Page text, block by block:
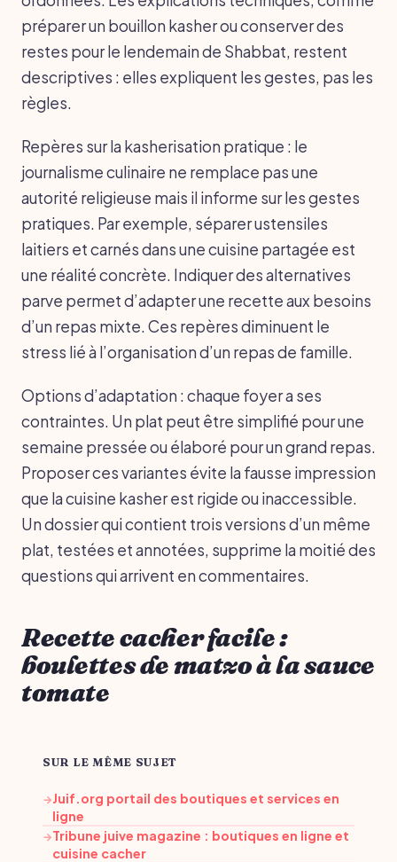
préparer un bouillon kasher ou conserver des
restes pour le lendemain de Shabbat, restent
descriptives : elles expliquent les gestes, pas les
règles.
Repères sur la kasherisation pratique : le
journalisme culinaire ne remplace pas une
autorité religieuse mais il informe sur les gestes
pratiques. Par exemple, séparer ustensiles
laitiers et carnés dans une cuisine partagée est
une réalité concrète. Indiquer des alternatives
parve permet d’adapter une recette aux besoins
d’un repas mixte. Ces repères diminuent le
stress lié à l’organisation d’un repas de famille.
Options d’adaptation : chaque foyer a ses
contraintes. Un plat peut être simplifié pour une
semaine pressée ou élaboré pour un grand repas.
Proposer ces variantes évite la fausse impression
que la cuisine kasher est rigide ou inaccessible.
Un dossier qui contient trois versions d’un même
plat, testées et annotées, supprime la moitié des
questions qui arrivent en commentaires.
Recette cacher facile :
boulettes de matzo à la sauce
tomate
SUR LE MÊME SUJET
→Juif.org portail des boutiques et services en
ligne
→Tribune juive magazine : boutiques en ligne et
cuisine cacher